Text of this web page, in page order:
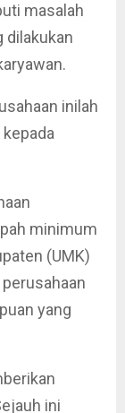
masalah
dilakukan
inilah
minimum
(UMK)
yang
ini